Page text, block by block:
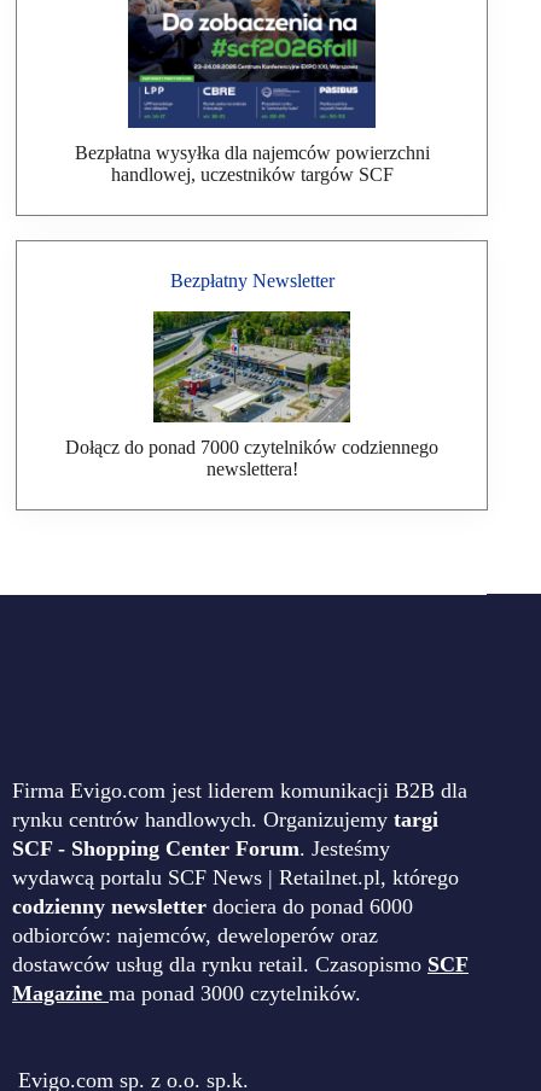
Bezpłatna wysyłka dla najemców powierzchni
handlowej, uczestników targów SCF
Bezpłatny Newsletter
Dołącz do ponad 7000 czytelników codziennego
newslettera!
Firma Evigo.com jest liderem komunikacji B2B dla
rynku centrów handlowych. Organizujemy targi
SCF - Shopping Center Forum. Jesteśmy
wydawcą portalu SCF News | Retailnet.pl, którego
codzienny newsletter dociera do ponad 6000
odbiorców: najemców, deweloperów oraz
dostawców usług dla rynku retail. Czasopismo SCF
Magazine ma ponad 3000 czytelników.
Evigo.com sp. z o.o. sp.k.